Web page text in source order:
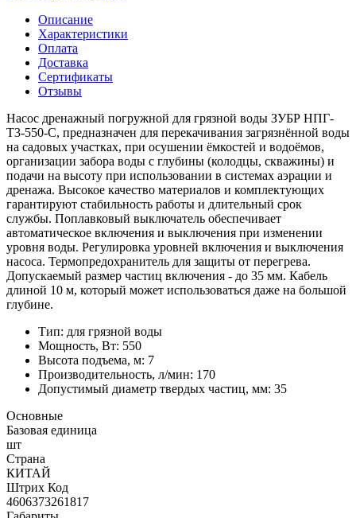
Описание
Характеристики
Оплата
Доставка
Сертификаты
Отзывы
Насос дренажный погружной для грязной воды ЗУБР НПГ-
Т3-550-С, предназначен для перекачивания загрязнённой воды
на садовых участках, при осушении ёмкостей и водоёмов,
организации забора воды с глубины (колодцы, скважины) и
подачи на высоту при использовании в системах аэрации и
дренажа. Высокое качество материалов и комплектующих
гарантируют стабильность работы и длительный срок
службы. Поплавковый выключатель обеспечивает
автоматическое включения и выключения при изменении
уровня воды. Регулировка уровней включения и выключения
насоса. Термопредохранитель для защиты от перегрева.
Допускаемый размер частиц включения - до 35 мм. Кабель
длиной 10 м, который может использоваться даже на большой
глубине.
Тип: для грязной воды
Мощность, Вт: 550
Высота подъема, м: 7
Производительность, л/мин: 170
Допустимый диаметр твердых частиц, мм: 35
Основные
Базовая единица
шт
Страна
КИТАЙ
Штрих Код
4606373261817